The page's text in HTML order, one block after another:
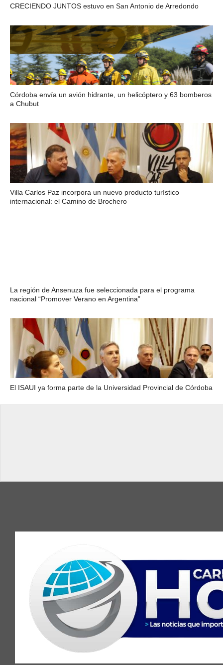
CRECIENDO JUNTOS estuvo en San Antonio de Arredondo
Córdoba envía un avión hidrante, un helicóptero y 63 bomberos
a Chubut
Villa Carlos Paz incorpora un nuevo producto turístico
internacional: el Camino de Brochero
La región de Ansenuza fue seleccionada para el programa
nacional “Promover Verano en Argentina”
El ISAUI ya forma parte de la Universidad Provincial de Córdoba